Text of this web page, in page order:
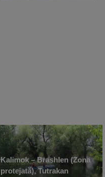
Kalimok – Brashlen (Zona
protejată), Tutrakan